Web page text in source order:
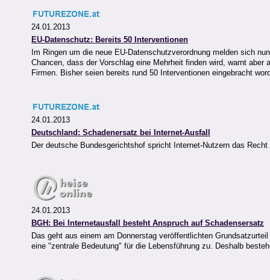
24.01.2013
EU-Datenschutz: Bereits 50 Interventionen
Im Ringen um die neue EU-Datenschutzverordnung melden sich
Chancen, dass der Vorschlag eine Mehrheit finden wird, warnt
Firmen. Bisher seien bereits rund 50 Interventionen eingebracht
24.01.2013
Deutschland: Schadenersatz bei Internet-Ausfall
Der deutsche Bundesgerichtshof spricht Internet-Nutzern das
24.01.2013
BGH: Bei Internetausfall besteht Anspruch auf Schadensersatz
Das geht aus einem am Donnerstag veröffentlichten
eine "zentrale Bedeutung" für die Lebensführung zu. Deshalb